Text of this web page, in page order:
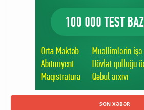
SON XƏBƏR